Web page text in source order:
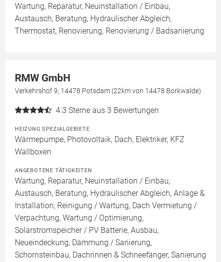
Wartung, Reparatur, Neuinstallation / Einbau,
Austausch, Beratung, Hydraulischer Abgleich,
Thermostat, Renovierung, Renovierung / Badsanierung
RMW GmbH
Verkehrshof 9, 14478 Potsdam (22km von 14478 Borkwalde)
4.3 Sterne aus 3 Bewertungen
HEIZUNG SPEZIALGEBIETE
Wärmepumpe, Photovoltaik, Dach, Elektriker, KFZ
Wallboxen
ANGEBOTENE TÄTIGKEITEN
Wartung, Reparatur, Neuinstallation / Einbau,
Austausch, Beratung, Hydraulischer Abgleich, Anlage &
Installation, Reinigung / Wartung, Dach Vermietung /
Verpachtung, Wartung / Optimierung,
Solarstromspeicher / PV Batterie, Ausbau,
Neueindeckung, Dämmung / Sanierung,
Schornsteinbau, Dachrinnen & Schneefänger, Sanierung